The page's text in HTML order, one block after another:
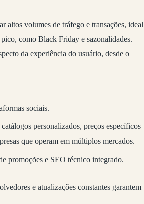
altos volumes de tráfego e transações, ideal
como Black Friday e sazonalidades.
da experiência do usuário, desde o
sociais.
personalizados, preços específicos
que operam em múltiplos mercados.
promoções e SEO técnico integrado.
e atualizações constantes garantem